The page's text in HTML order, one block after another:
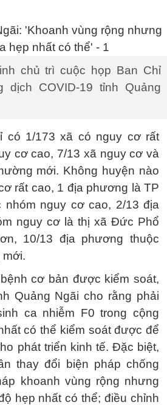
chủ trì cuộc họp Ban Chỉ
dịch COVID-19 tỉnh Quảng
có 1/173 xã có nguy cơ rất
cơ cao, 7/13 xã nguy cơ và
mới. Không huyện nào
rất cao, 1 địa phương là TP
nhóm nguy cơ cao, 2/13 địa
nguy cơ là thị xã Đức Phổ
10/13 địa phương thuộc
cơ bản được kiểm soát,
Quảng Ngãi cho rằng phải
ca nhiễm F0 trong cộng
có thể kiểm soát được để
phát triển kinh tế. Đặc biệt,
thay đổi biện pháp chống
khoanh vùng rộng nhưng
hẹp nhất có thể; điều chỉnh